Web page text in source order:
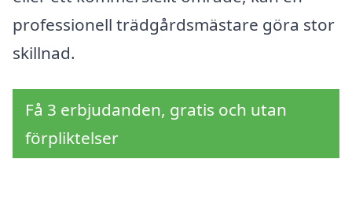
professionell trädgårdsmästare göra stor
skillnad.
Få 3 erbjudanden, gratis och utan
förpliktelser